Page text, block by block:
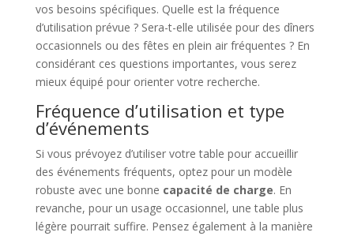
vos besoins spécifiques. Quelle est la fréquence
d’utilisation prévue ? Sera-t-elle utilisée pour des dîners
occasionnels ou des fêtes en plein air fréquentes ? En
considérant ces questions importantes, vous serez
mieux équipé pour orienter votre recherche.
Fréquence d’utilisation et type
d’événements
Si vous prévoyez d’utiliser votre table pour accueillir
des événements fréquents, optez pour un modèle
robuste avec une bonne capacité de charge. En
revanche, pour un usage occasionnel, une table plus
légère pourrait suffire. Pensez également à la manière